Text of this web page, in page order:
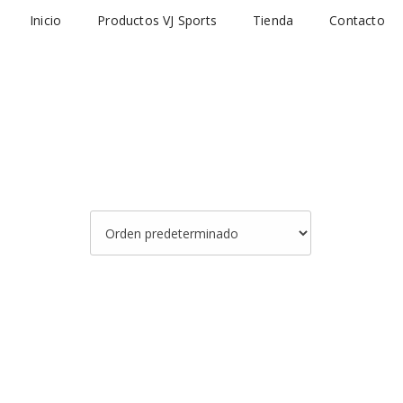
Inicio Productos VJ Sports Tienda Contacto